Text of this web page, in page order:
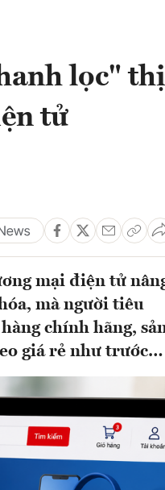
lọc" thị
tử
mại điện tử
mà người tiêu
chính hãng,
giá rẻ như trước…